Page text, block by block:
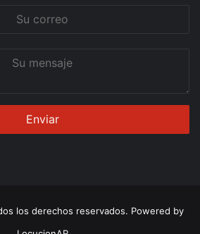
los derechos reservados. Powered by